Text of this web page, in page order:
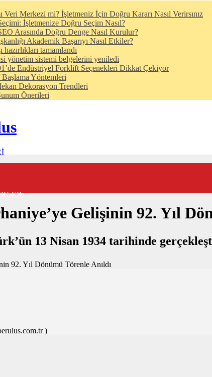
Veri Merkezi mi? İşletmeniz İçin Doğru Kararı Nasıl Verirsınız
İşletmenize Doğru Seçim Nasıl?
Arasında Doğru Denge Nasıl Kurulur?
Akademik Başarıyı Nasıl Etkiler?
hazırlıkları tamamlandı
yönetim sistemi belgelerini yeniledi
Endüstriyel Forklift Seçenekleri Dikkat Çekiyor
Yöntemleri
Dekorasyon Trendleri
Önerileri
Gelişinin 92. Yıl
13 Nisan 1934 tarihinde
)